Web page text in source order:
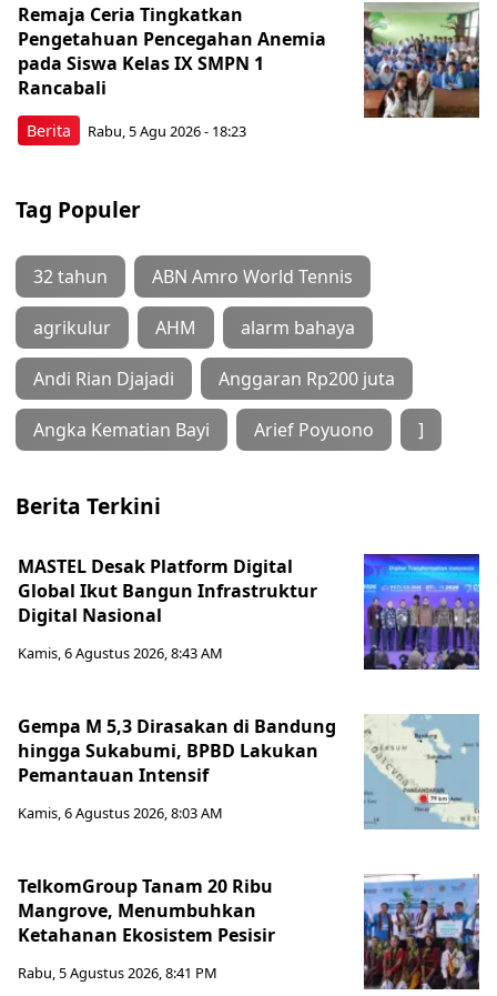
Berita
Remaja Ceria Tingkatkan
Pengetahuan Pencegahan Anemia
pada Siswa Kelas IX SMPN 1
Rancabali
Rabu, 5 Agu 2026 - 18:23
Tag Populer
32 tahun ABN Amro World Tennis
agrikulur AHM alarm bahaya
Andi Rian Djajadi Anggaran Rp200 juta
Angka Kematian Bayi Arief Poyuono ]
Berita Terkini
MASTEL Desak Platform Digital
Global Ikut Bangun Infrastruktur
Digital Nasional
Kamis, 6 Agustus 2026, 8:43 AM
Gempa M 5,3 Dirasakan di Bandung
hingga Sukabumi, BPBD Lakukan
Pemantauan Intensif
Kamis, 6 Agustus 2026, 8:03 AM
TelkomGroup Tanam 20 Ribu
Mangrove, Menumbuhkan
Ketahanan Ekosistem Pesisir
Rabu, 5 Agustus 2026, 8:41 PM